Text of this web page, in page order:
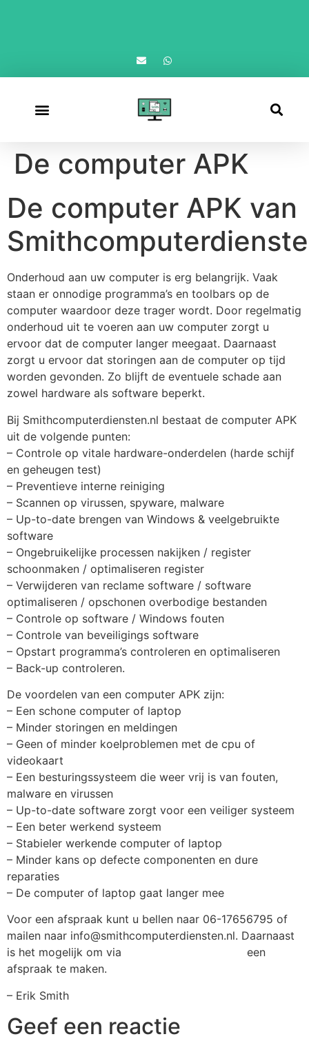
De computer APK
De computer APK van
Onderhoud aan uw computer is erg belangrijk. Vaak
staan er onnodige programma’s en toolbars op de
computer waardoor deze trager wordt. Door regelmatig
onderhoud uit te voeren aan uw computer zorgt u
ervoor dat de computer langer meegaat. Daarnaast
zorgt u ervoor dat storingen aan de computer op tijd
worden gevonden. Zo blijft de eventuele schade aan
zowel hardware als software beperkt.
Bij Smithcomputerdiensten.nl bestaat de computer APK
uit de volgende punten:
– Controle op vitale hardware-onderdelen (harde schijf
en geheugen test)
– Preventieve interne reiniging
– Scannen op virussen, spyware, malware
– Up-to-date brengen van Windows & veelgebruikte
software
– Ongebruikelijke processen nakijken / register
schoonmaken / optimaliseren register
– Verwijderen van reclame software / software
optimaliseren / opschonen overbodige bestanden
– Controle op software / Windows fouten
– Controle van beveiligings software
– Opstart programma’s controleren en optimaliseren
– Back-up controleren.
De voordelen van een computer APK zijn:
– Een schone computer of laptop
– Minder storingen en meldingen
– Geen of minder koelproblemen met de cpu of
videokaart
– Een besturingssysteem die weer vrij is van fouten,
malware en virussen
– Up-to-date software zorgt voor een veiliger systeem
– Een beter werkend systeem
– Stabieler werkende computer of laptop
– Minder kans op defecte componenten en dure
reparaties
– De computer of laptop gaat langer mee
Voor een afspraak kunt u bellen naar 06-17656795 of
mailen naar info@smithcomputerdiensten.nl. Daarnaast
is het mogelijk om via
een
afspraak te maken.
– Erik Smith
Geef een reactie